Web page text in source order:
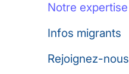
Notre expertise
Infos migrants
Rejoignez-nous